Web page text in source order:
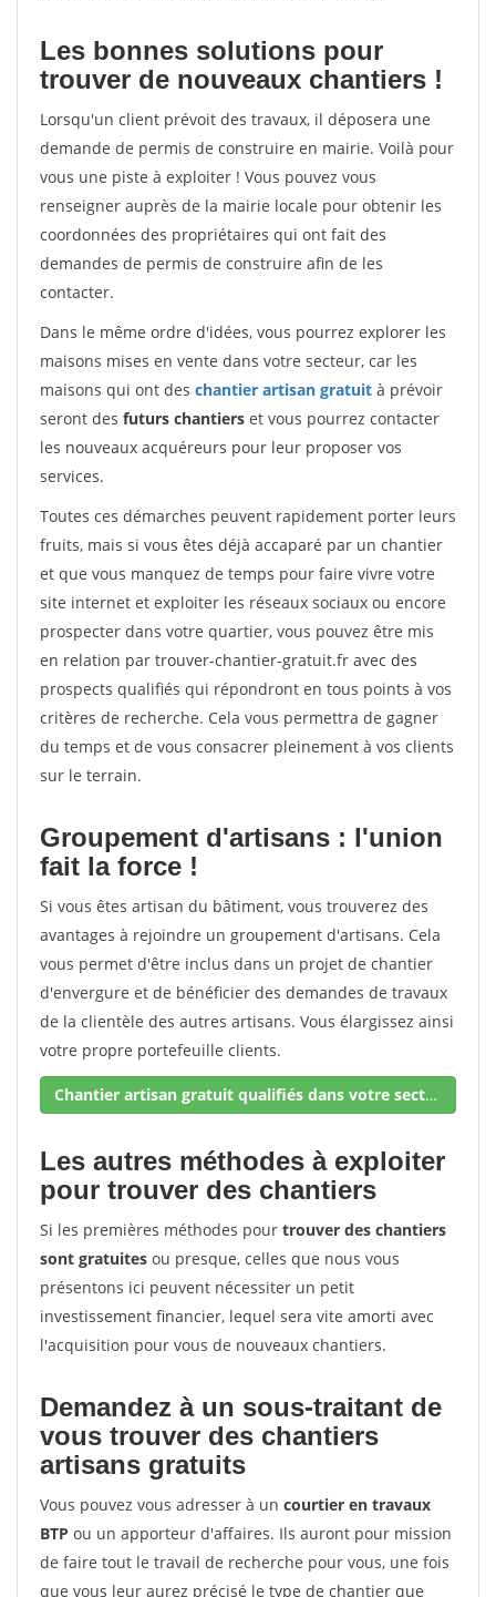
Les bonnes solutions pour
trouver de nouveaux chantiers !
Lorsqu'un client prévoit des travaux, il déposera une
demande de permis de construire en mairie. Voilà pour
vous une piste à exploiter ! Vous pouvez vous
renseigner auprès de la mairie locale pour obtenir les
coordonnées des propriétaires qui ont fait des
demandes de permis de construire afin de les
contacter.
Dans le même ordre d'idées, vous pourrez explorer les
maisons mises en vente dans votre secteur, car les
maisons qui ont des chantier artisan gratuit à prévoir
seront des futurs chantiers et vous pourrez contacter
les nouveaux acquéreurs pour leur proposer vos
services.
Toutes ces démarches peuvent rapidement porter leurs
fruits, mais si vous êtes déjà accaparé par un chantier
et que vous manquez de temps pour faire vivre votre
site internet et exploiter les réseaux sociaux ou encore
prospecter dans votre quartier, vous pouvez être mis
en relation par trouver-chantier-gratuit.fr avec des
prospects qualifiés qui répondront en tous points à vos
critères de recherche. Cela vous permettra de gagner
du temps et de vous consacrer pleinement à vos clients
sur le terrain.
Groupement d'artisans : l'union
fait la force !
Si vous êtes artisan du bâtiment, vous trouverez des
avantages à rejoindre un groupement d'artisans. Cela
vous permet d'être inclus dans un projet de chantier
d'envergure et de bénéficier des demandes de travaux
de la clientèle des autres artisans. Vous élargissez ainsi
votre propre portefeuille clients.
Chantier artisan gratuit qualifiés dans votre secteur !
Les autres méthodes à exploiter
pour trouver des chantiers
Si les premières méthodes pour trouver des chantiers
sont gratuites ou presque, celles que nous vous
présentons ici peuvent nécessiter un petit
investissement financier, lequel sera vite amorti avec
l'acquisition pour vous de nouveaux chantiers.
Demandez à un sous-traitant de
vous trouver des chantiers
artisans gratuits
Vous pouvez vous adresser à un courtier en travaux
BTP ou un apporteur d'affaires. Ils auront pour mission
de faire tout le travail de recherche pour vous, une fois
que vous leur aurez précisé le type de chantier que